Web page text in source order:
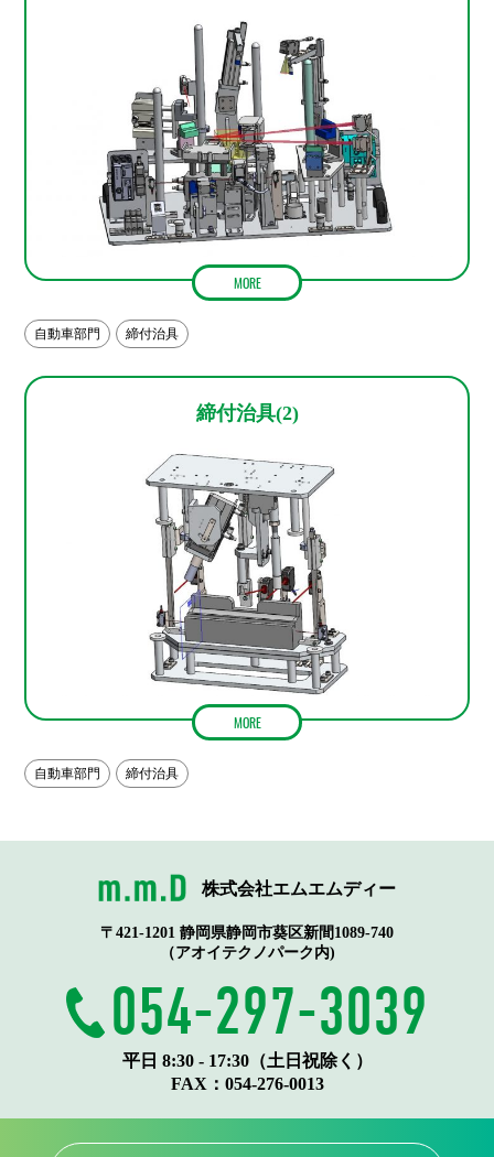
MORE
自動車部門 締付治具
締付治具(2)
MORE
自動車部門 締付治具
株式会社エムエムディー
〒421-1201 静岡県静岡市葵区新間1089-740
（アオイテクノパーク内)
054-297-3039
平日 8:30 - 17:30（土日祝除く）
FAX： 054-276-0013